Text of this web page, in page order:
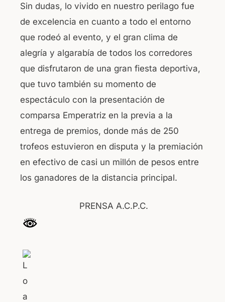
Sin dudas, lo vivido en nuestro perilago fue
de excelencia en cuanto a todo el entorno
que rodeó al evento, y el gran clima de
alegría y algarabía de todos los corredores
que disfrutaron de una gran fiesta deportiva,
que tuvo también su momento de
espectáculo con la presentación de
comparsa Emperatriz en la previa a la
entrega de premios, donde más de 250
trofeos estuvieron en disputa y la premiación
en efectivo de casi un millón de pesos entre
los ganadores de la distancia principal.
PRENSA A.C.P.C.